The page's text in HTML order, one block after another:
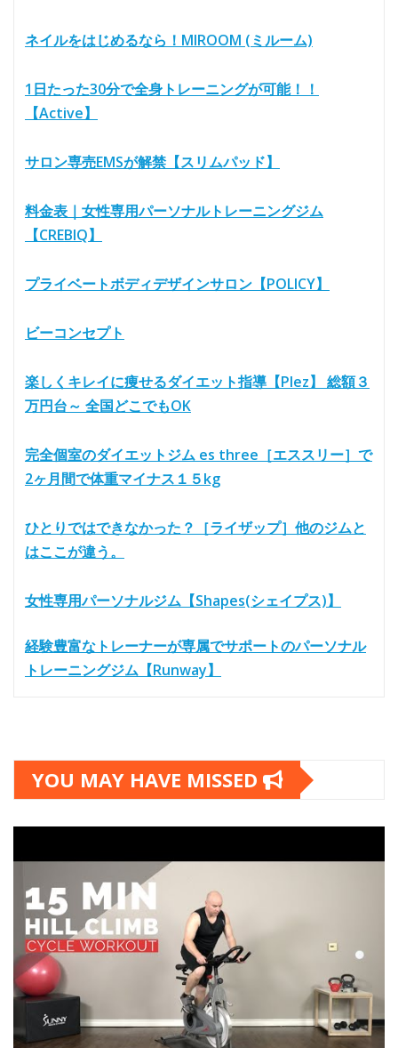
ネイルをはじめるなら！MIROOM (ミルーム)
1日たった30分で全身トレーニングが可能！！
【Active】
サロン専売EMSが解禁【スリムパッド】
料金表｜女性専用パーソナルトレーニングジム
【CREBIQ】
プライベートボディデザインサロン【POLICY】
ビーコンセプト
楽しくキレイに痩せるダイエット指導【Plez】 総額３
万円台～ 全国どこでもOK
完全個室のダイエットジム es three［エススリー］で
2ヶ月間で体重マイナス１５kg
ひとりではできなかった？［ライザップ］他のジムと
はここが違う。
女性専用パーソナルジム【Shapes(シェイプス)】
経験豊富なトレーナーが専属でサポートのパーソナル
トレーニングジム【Runway】
YOU MAY HAVE MISSED